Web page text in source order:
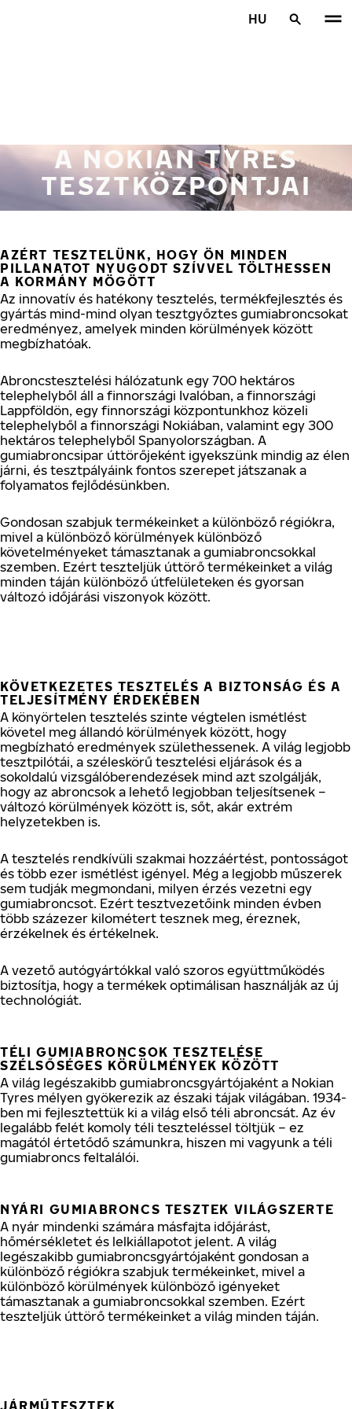
HU
A NOKIAN TYRES
TESZTKÖZPONTJAI
AZÉRT TESZTELÜNK, HOGY ÖN MINDEN
PILLANATOT NYUGODT SZÍVVEL TÖLTHESSEN
A KORMÁNY MÖGÖTT
Az innovatív és hatékony tesztelés, termékfejlesztés és
gyártás mind-mind olyan tesztgyőztes gumiabroncsokat
eredményez, amelyek minden körülmények között
megbízhatóak.
Abroncstesztelési hálózatunk egy 700 hektáros
telephelyből áll a finnországi Ivalóban, a finnországi
Lappföldön, egy finnországi központunkhoz közeli
telephelyből a finnországi Nokiában, valamint egy 300
hektáros telephelyből Spanyolországban. A
gumiabroncsipar úttörőjeként igyekszünk mindig az élen
járni, és tesztpályáink fontos szerepet játszanak a
folyamatos fejlődésünkben.
Gondosan szabjuk termékeinket a különböző régiókra,
mivel a különböző körülmények különböző
követelményeket támasztanak a gumiabroncsokkal
szemben. Ezért teszteljük úttörő termékeinket a világ
minden táján különböző útfelületeken és gyorsan
változó időjárási viszonyok között.
KÖVETKEZETES TESZTELÉS A BIZTONSÁG ÉS A
TELJESÍTMÉNY ÉRDEKÉBEN
A könyörtelen tesztelés szinte végtelen ismétlést
követel meg állandó körülmények között, hogy
megbízható eredmények születhessenek. A világ legjobb
tesztpilótái, a széleskörű tesztelési eljárások és a
sokoldalú vizsgálóberendezések mind azt szolgálják,
hogy az abroncsok a lehető legjobban teljesítsenek –
változó körülmények között is, sőt, akár extrém
helyzetekben is.
A tesztelés rendkívüli szakmai hozzáértést, pontosságot
és több ezer ismétlést igényel. Még a legjobb műszerek
sem tudják megmondani, milyen érzés vezetni egy
gumiabroncsot. Ezért tesztvezetőink minden évben
több százezer kilométert tesznek meg, éreznek,
érzékelnek és értékelnek.
A vezető autógyártókkal való szoros együttműködés
biztosítja, hogy a termékek optimálisan használják az új
technológiát.
TÉLI GUMIABRONCSOK TESZTELÉSE
SZÉLSŐSÉGES KÖRÜLMÉNYEK KÖZÖTT
A világ legészakibb gumiabroncsgyártójaként a Nokian
Tyres mélyen gyökerezik az északi tájak világában. 1934-
ben mi fejlesztettük ki a világ első téli abroncsát. Az év
legalább felét komoly téli teszteléssel töltjük – ez
magától értetődő számunkra, hiszen mi vagyunk a téli
gumiabroncs feltalálói.
NYÁRI GUMIABRONCS TESZTEK VILÁGSZERTE
A nyár mindenki számára másfajta időjárást,
hőmérsékletet és lelkiállapotot jelent. A világ
legészakibb gumiabroncsgyártójaként gondosan a
különböző régiókra szabjuk termékeinket, mivel a
különböző körülmények különböző igényeket
támasztanak a gumiabroncsokkal szemben. Ezért
teszteljük úttörő termékeinket a világ minden táján.
JÁRMŰTESZTEK